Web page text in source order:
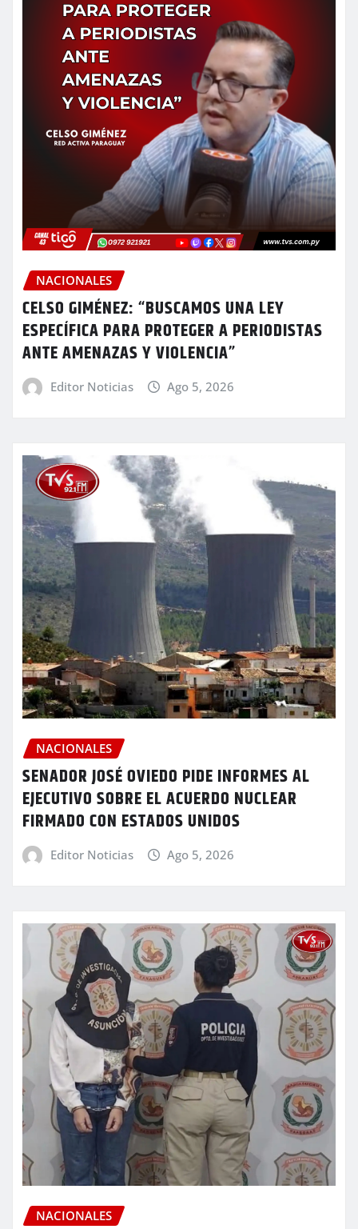
NACIONALES
CELSO GIMÉNEZ: “BUSCAMOS UNA LEY
ESPECÍFICA PARA PROTEGER A PERIODISTAS
ANTE AMENAZAS Y VIOLENCIA”
Editor Noticias Ago 5, 2026
NACIONALES
SENADOR JOSÉ OVIEDO PIDE INFORMES AL
EJECUTIVO SOBRE EL ACUERDO NUCLEAR
FIRMADO CON ESTADOS UNIDOS
Editor Noticias Ago 5, 2026
NACIONALES